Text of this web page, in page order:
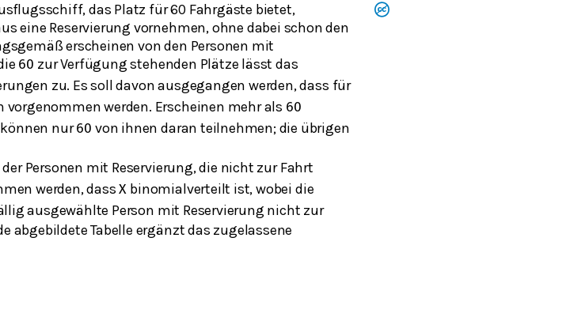
das Platz für 60 Fahrgäste bietet,
eine Reservierung vornehmen, ohne dabei schon den
erscheinen von den Personen mit
60 zur Verfügung stehenden Plätze lässt das
zu. Es soll davon ausgegangen werden, dass für
vorgenommen werden. Erscheinen mehr als 60
können nur60 von ihnen daran teilnehmen; die übrigen
Personen mit Reservierung, die nicht zur Fahrt
werden, dassX binomialverteilt ist, wobei die
ausgewählte Person mit Reservierung nicht zur
abgebildete Tabelle ergänzt das zugelassene